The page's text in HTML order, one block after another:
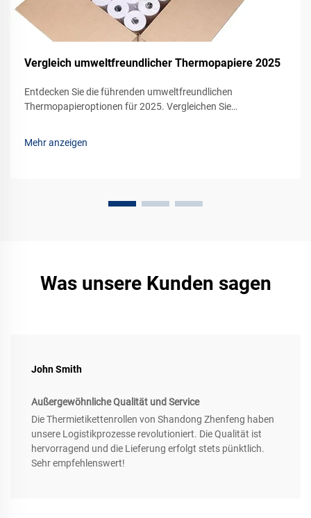
Vergleich umweltfreundlicher Thermopapiere 2025
Entdecken Sie die führenden umweltfreundlichen
Thermopapieroptionen für 2025. Vergleichen Sie
Mehr anzeigen
Was unsere Kunden sagen
John Smith
Außergewöhnliche Qualität und Service
Die Thermietikettenrollen von Shandong Zhenfeng haben
unsere Logistikprozesse revolutioniert. Die Qualität ist
hervorragend und die Lieferung erfolgt stets pünktlich.
Sehr empfehlenswert!